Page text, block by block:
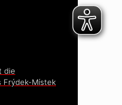
die
Frýdek-Místek